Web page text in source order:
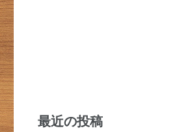
最近の投稿